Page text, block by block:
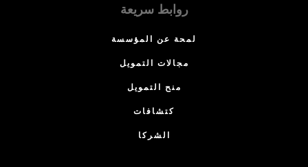
روابط سريعة
لمحة عن المؤسسة
مجالات التمويل
منح التمويل
كتشافات
الشركا